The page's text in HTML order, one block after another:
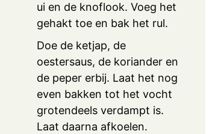
ui en de knoflook. Voeg het
gehakt toe en bak het rul.
Doe de ketjap, de
oestersaus, de koriander en
de peper erbij. Laat het nog
even bakken tot het vocht
grotendeels verdampt is.
Laat daarna afkoelen.